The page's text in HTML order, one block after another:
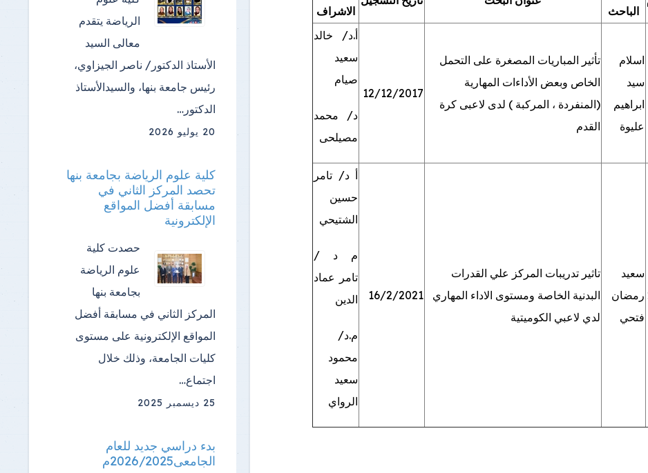
دليل الطالب
الباحث
الاشراف
اسلام
سيد
ابراهيم
عليوة
تأثير المباريات المصغرة على التحمل
الخاص وبعض الأداءات المهارية
(المنفردة ، المركبة ) لدى لاعبى كرة
القدم
12/12/2017
أ.د/ خالد
سعيد
صيام
د/ محمد
مصيلحى
سعيد
رمضان
فتحي
تاثير تدريبات المركز علي القدرات
البدنية الخاصة ومستوى الاداء المهاري
لدي لاعبي الكوميتية
16/2/2021
أ د/ تامر
حسين
الشتيحي
م د /
تامر عماد
الدين
م.د/
محمود
سعيد
الرواي
الرياضة ​يتقدم
معالى السيد
الأستاذ الدكتور/ ناصر الجيزاوي،
رئيس جامعة بنها، والسيدالأستاذ
الدكتور…
20 يوليو 2026
كلية علوم الرياضة بجامعة بنها
تحصد المركز الثاني في
مسابقة أفضل المواقع
الإلكترونية
حصدت كلية
علوم الرياضة
بجامعة بنها
المركز الثاني في مسابقة أفضل
المواقع الإلكترونية على مستوى
كليات الجامعة، وذلك خلال
اجتماع…
25 ديسمبر 2025
بدء دراسي جديد للعام
الجامعى2026/2025م